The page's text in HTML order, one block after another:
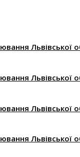
Львівської